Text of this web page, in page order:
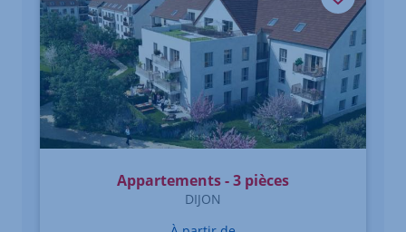
Appartements - 3 pièces
DIJON